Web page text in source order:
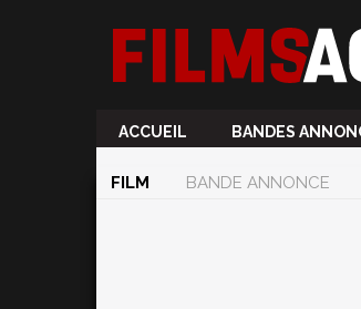
ACCUEIL BANDES
FILM BANDE ANNONCE